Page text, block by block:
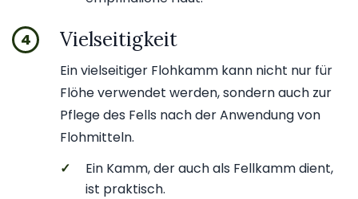
4 Vielseitigkeit
Ein vielseitiger Flohkamm kann nicht nur für
Flöhe verwendet werden, sondern auch zur
Pflege des Fells nach der Anwendung von
Flohmitteln.
✓
Ein Kamm, der auch als Fellkamm dient,
ist praktisch.